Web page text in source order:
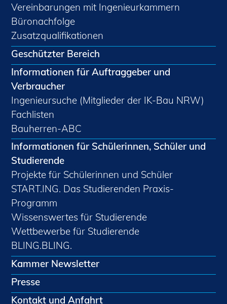
Vereinbarungen mit Ingenieurkammern
Büronachfolge
Zusatzqualifikationen
Geschützter Bereich
Informationen für Auftraggeber und
Verbraucher
Ingenieursuche (Mitglieder der IK-Bau NRW)
Fachlisten
Bauherren-ABC
Informationen für Schülerinnen, Schüler und
Studierende
Projekte für Schülerinnen und Schüler
START.ING. Das Studierenden Praxis-
Programm
Wissenswertes für Studierende
Wettbewerbe für Studierende
BLING.BLING.
Kammer Newsletter
Presse
Kontakt und Anfahrt